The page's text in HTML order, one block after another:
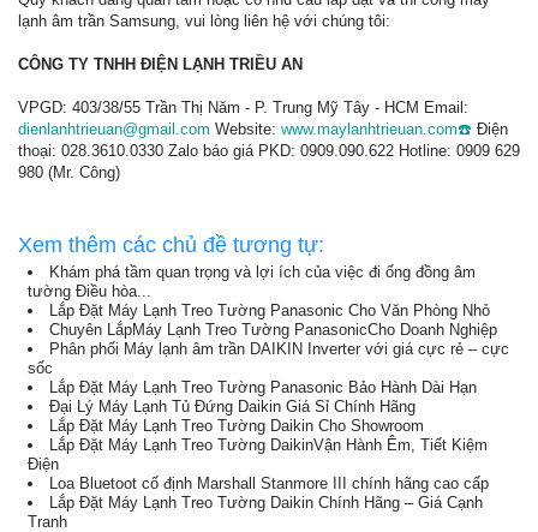
lạnh âm trần Samsung, vui lòng liên hệ với chúng tôi:
CÔNG TY TNHH ĐIỆN LẠNH TRIỀU AN
VPGD: 403/38/55 Trần Thị Năm - P. Trung Mỹ Tây - HCM Email:
dienlanhtrieuan@gmail.com Website: www.maylanhtrieuan.com☎️ Điện
thoại: 028.3610.0330 Zalo báo giá PKD: 0909.090.622 Hotline: 0909 629
980 (Mr. Công)
Xem thêm các chủ đề tương tự:
Khám phá tầm quan trọng và lợi ích của việc đi ống đồng âm
tường Điều hòa...
Lắp Đặt Máy Lạnh Treo Tường Panasonic Cho Văn Phòng Nhỏ
Chuyên LắpMáy Lạnh Treo Tường PanasonicCho Doanh Nghiệp
Phân phối Máy lạnh âm trần DAIKIN Inverter với giá cực rẻ – cực
sốc
Lắp Đặt Máy Lạnh Treo Tường Panasonic Bảo Hành Dài Hạn
Đại Lý Máy Lạnh Tủ Đứng Daikin Giá Sỉ Chính Hãng
Lắp Đặt Máy Lạnh Treo Tường Daikin Cho Showroom
Lắp Đặt Máy Lạnh Treo Tường DaikinVận Hành Êm, Tiết Kiệm
Điện
Loa Bluetoot cố định Marshall Stanmore III chính hãng cao cấp
Lắp Đặt Máy Lạnh Treo Tường Daikin Chính Hãng – Giá Cạnh
Tranh